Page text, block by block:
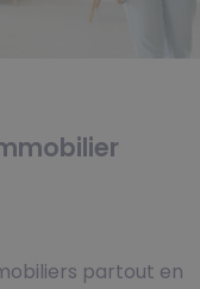
partout en